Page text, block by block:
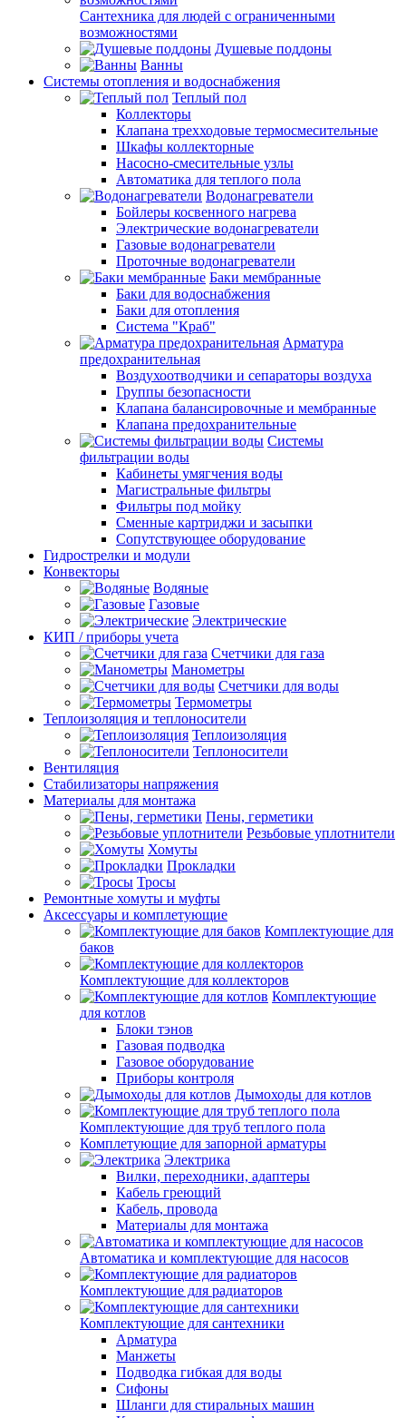
Сантехника для людей с ограниченными
возможностями
Душевые поддоны
Ванны
Системы отопления и водоснабжения
Теплый пол
Коллекторы
Клапана трехходовые термосмесительные
Шкафы коллекторные
Насосно-смесительные узлы
Автоматика для теплого пола
Водонагреватели
Бойлеры косвенного нагрева
Электрические водонагреватели
Газовые водонагреватели
Проточные водонагреватели
Баки мембранные
Баки для водоснабжения
Баки для отопления
Система "Краб"
Арматура
предохранительная
Воздухоотводчики и сепараторы воздуха
Группы безопасности
Клапана балансировочные и мембранные
Клапана предохранительные
Системы
фильтрации воды
Кабинеты умягчения воды
Магистральные фильтры
Фильтры под мойку
Сменные картриджи и засыпки
Сопутствующее оборудование
Гидрострелки и модули
Конвекторы
Водяные
Газовые
Электрические
КИП / приборы учета
Счетчики для газа
Манометры
Счетчики для воды
Термометры
Теплоизоляция и теплоносители
Теплоизоляция
Теплоносители
Вентиляция
Стабилизаторы напряжения
Материалы для монтажа
Пены, герметики
Резьбовые уплотнители
Хомуты
Прокладки
Тросы
Ремонтные хомуты и муфты
Аксессуары и комплетующие
Комплектующие для
баков
Комплектующие для коллекторов
Комплектующие
для котлов
Блоки тэнов
Газовая подводка
Газовое оборудование
Приборы контроля
Дымоходы для котлов
Комплектующие для труб теплого пола
Комплетующие для запорной арматуры
Электрика
Вилки, переходники, адаптеры
Кабель греющий
Кабель, провода
Материалы для монтажа
Автоматика и комплектующие для насосов
Комплектующие для радиаторов
Комплектующие для сантехники
Арматура
Манжеты
Подводка гибкая для воды
Сифоны
Шланги для стиральных машин